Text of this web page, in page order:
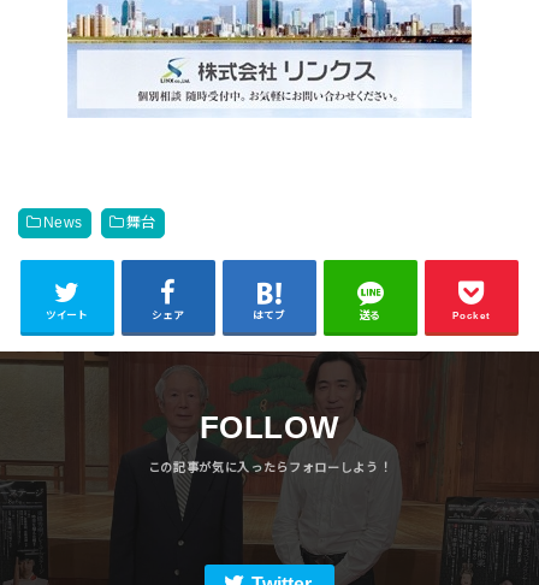
News 舞台
ツイート シェア はてブ 送る Pocket
FOLLOW